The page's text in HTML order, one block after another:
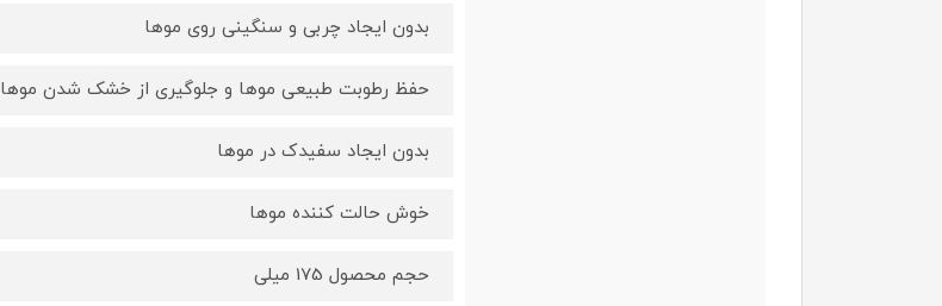
بدون ایجاد چربی و سنگینی روی موها
حفظ رطوبت طبیعی موها و جلوگیری از خشک شدن موها
بدون ایجاد سفیدک در موها
خوش حالت کننده موها
حجم محصول 175 میلی